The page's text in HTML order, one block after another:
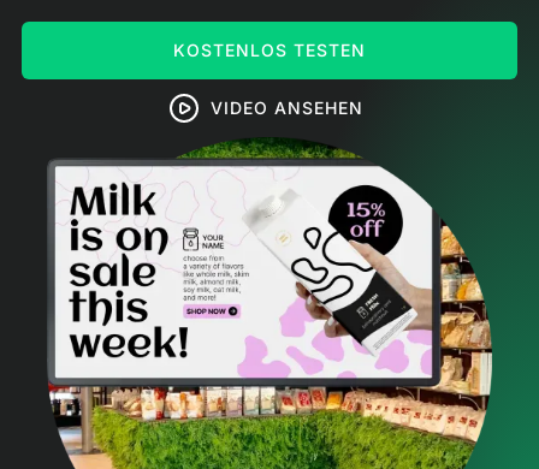
KOSTENLOS TESTEN
VIDEO ANSEHEN